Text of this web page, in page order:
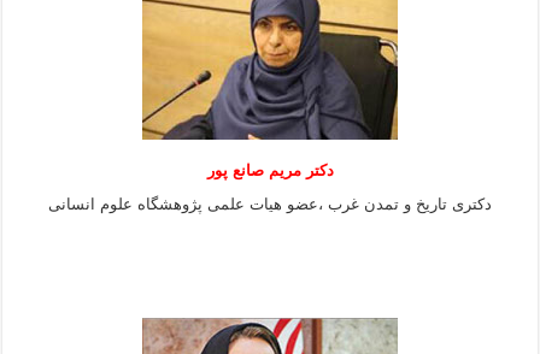
دکتر مریم صانع پور
دکتری تاریخ و تمدن غرب ،عضو هیات علمی پژوهشگاه علوم
انسانی